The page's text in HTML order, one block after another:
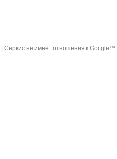
| Сервис не имеет отношения к Google™.